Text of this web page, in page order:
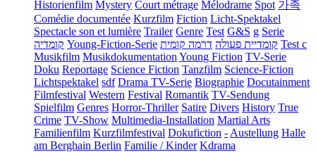
Historienfilm Mystery Court métrage Mélodrame Spot 가족
Comédie documentée Kurzfilm Fiction Licht-Spektakel
Spectacle son et lumière Trailer Genre Test G&S g Serie
קומדיה Young-Fiction-Serie קומדיית פעולה דרמה קומית
Test c
Musikfilm Musikdokumentation Young Fiction TV-Serie
Doku Reportage Science Fiction Tanzfilm Science-Fiction
Lichtspektakel sdf Drama TV-Serie Biographie Docutainment
Filmfestival Western Festival Romantik TV-Sendung
Spielfilm Genres Horror-Thriller Satire Divers History True
Crime TV-Show Multimedia-Installation Martial Arts
Familienfilm Kurzfilmfestival Dokufiction - Austellung Halle
am Berghain Berlin Familie / Kinder Kdrama